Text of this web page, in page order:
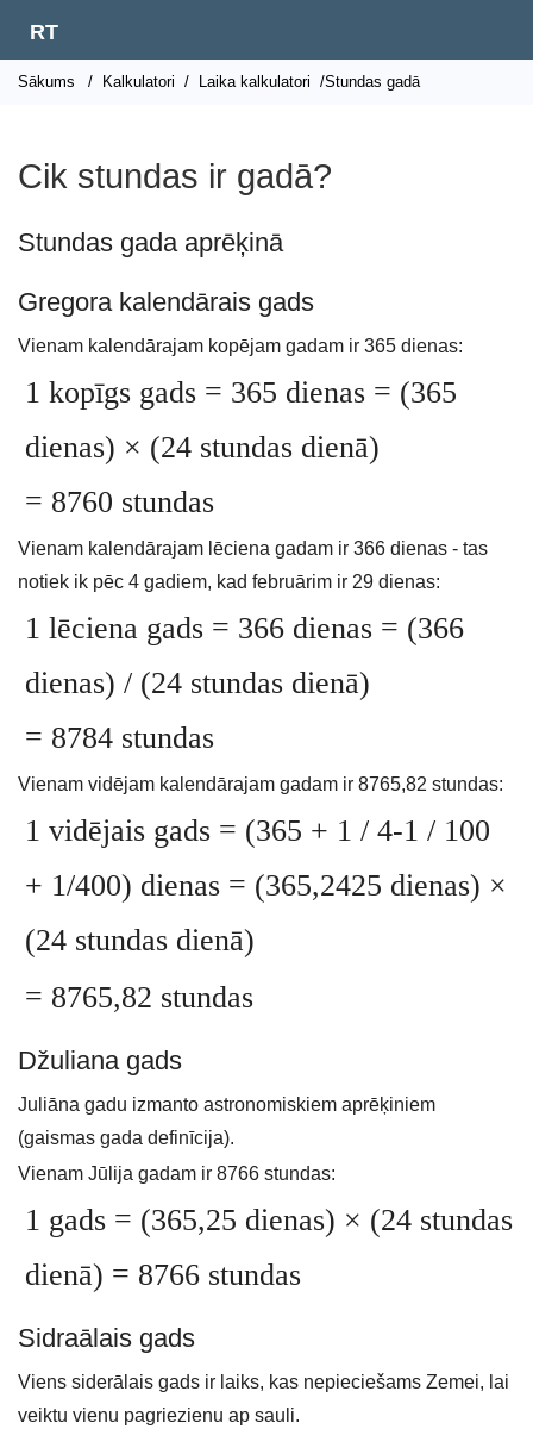
RT
Sākums / Kalkulatori / Laika kalkulatori /Stundas gadā
Cik stundas ir gadā?
Stundas gada aprēķinā
Gregora kalendārais gads
Vienam kalendārajam kopējam gadam ir 365 dienas:
1 kopīgs gads = 365 dienas = (365
dienas) × (24 stundas dienā)
= 8760 stundas
Vienam kalendārajam lēciena gadam ir 366 dienas - tas
notiek ik pēc 4 gadiem, kad februārim ir 29 dienas:
1 lēciena gads = 366 dienas = (366
dienas) / (24 stundas dienā)
= 8784 stundas
Vienam vidējam kalendārajam gadam ir 8765,82 stundas:
1 vidējais gads = (365 + 1 / 4-1 / 100
+ 1/400) dienas = (365,2425 dienas) ×
(24 stundas dienā)
= 8765,82 stundas
Džuliana gads
Juliāna gadu izmanto astronomiskiem aprēķiniem
(gaismas gada definīcija).
Vienam Jūlija gadam ir 8766 stundas:
1 gads = (365,25 dienas) × (24 stundas
dienā) = 8766 stundas
Sidraālais gads
Viens siderālais gads ir laiks, kas nepieciešams Zemei, lai
veiktu vienu pagriezienu ap sauli.